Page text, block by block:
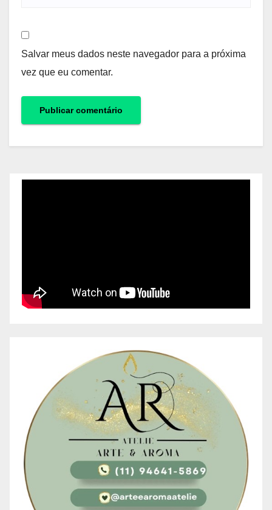
Salvar meus dados neste navegador para a próxima
vez que eu comentar.